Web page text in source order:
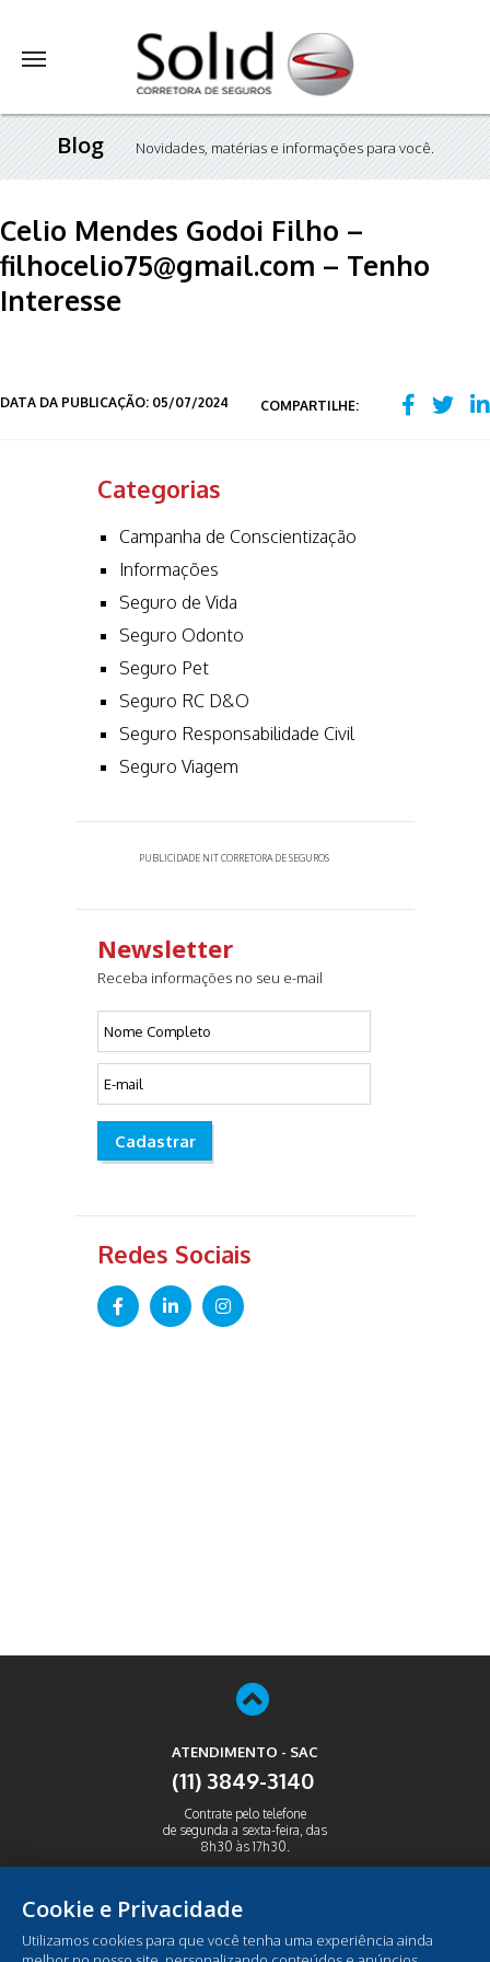
Blog Novidades, matérias e informações para você.
Celio Mendes Godoi Filho –
filhocelio75@gmail.com – Tenho
Interesse
DATA DA PUBLICAÇÃO: 05/07/2024 COMPARTILHE:
Categorias
Campanha de Conscientização
Informações
Seguro de Vida
Seguro Odonto
Seguro Pet
Seguro RC D&O
Seguro Responsabilidade Civil
Seguro Viagem
PUBLICIDADE NIT CORRETORA DE SEGUROS
Newsletter
Receba informações no seu e-mail
Cadastrar
Redes Sociais
ATENDIMENTO - SAC
(11) 3849-3140
Contrate pelo telefone
de segunda a sexta-feira, das
8h30 às 17h30.
Cookie e Privacidade
Utilizamos cookies para que você tenha uma experiência ainda